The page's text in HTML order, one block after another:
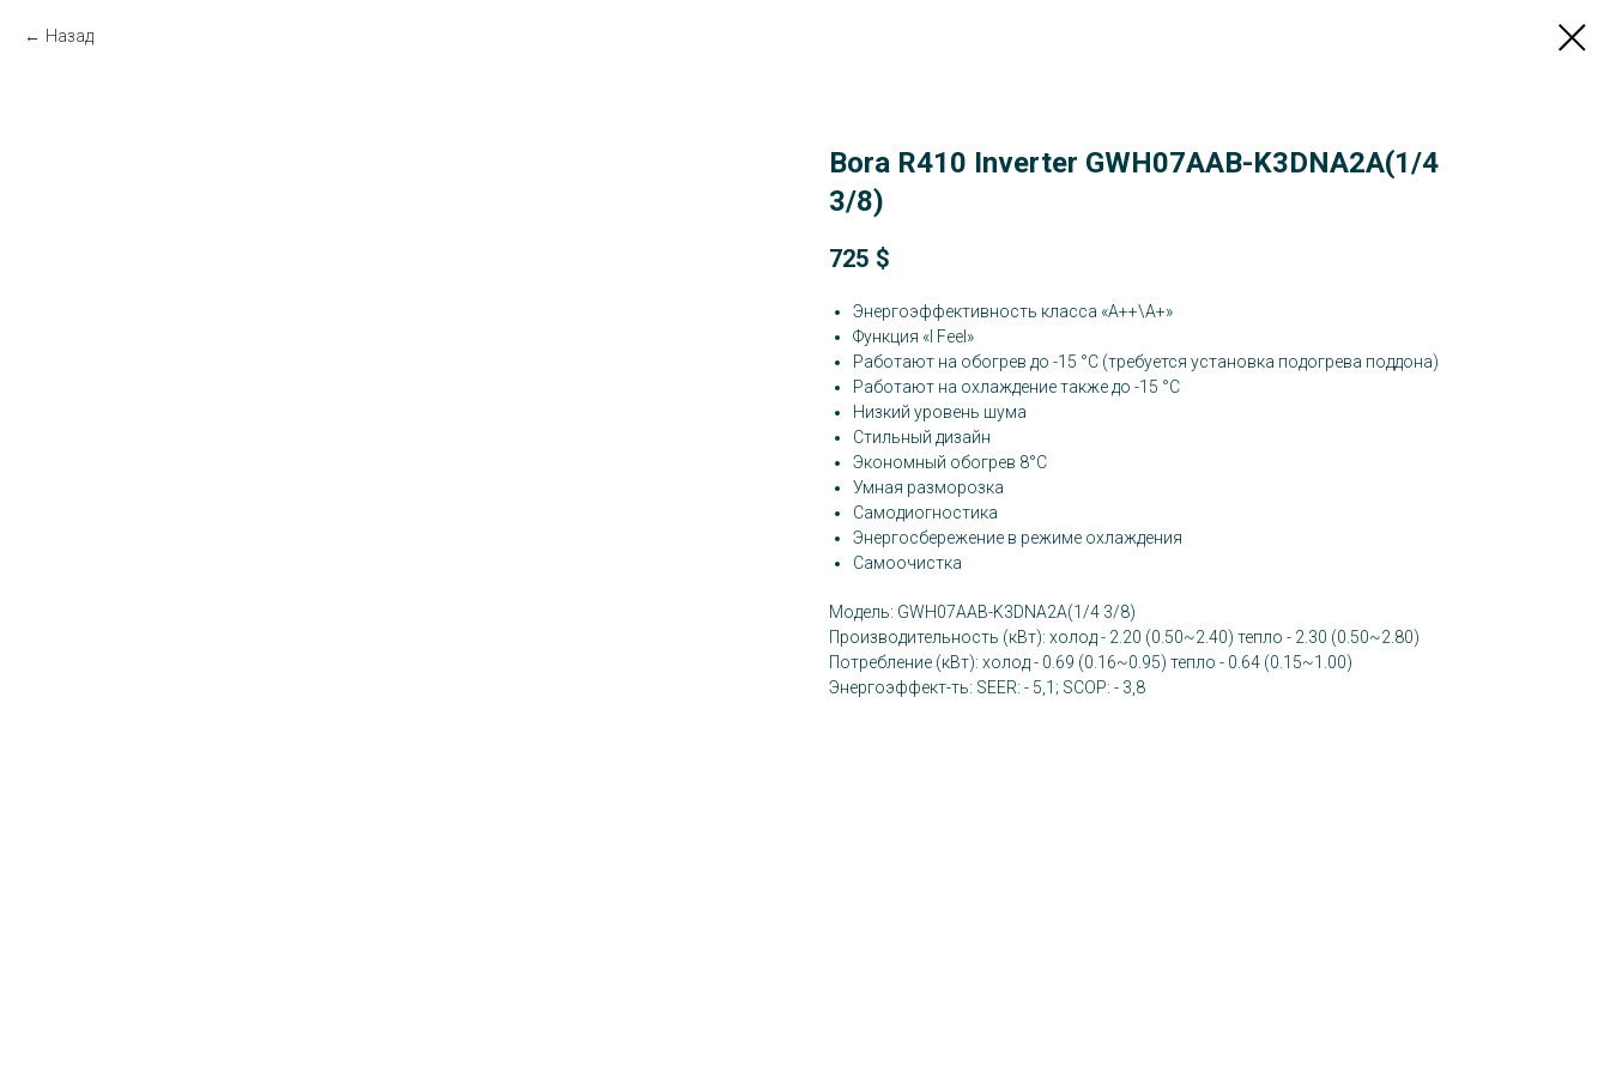
Назад
Bora R410 Inverter GWH07AAB-K3DNA2A(1/4
3/8)
725 $
Энергоэффективность класса «А++\A+»
Функция «I Feel»
Работают на обогрев до -15 °С (требуется установка подогрева поддона)
Работают на охлаждение также до -15 °С
Низкий уровень шума
Стильный дизайн
Экономный обогрев 8°С
Умная разморозка
Самодиогностика
Энергосбережение в режиме охлаждения
Самоочистка
Модель: GWH07AAB-K3DNA2A(1/4 3/8)
Производительность (кВт): холод - 2.20 (0.50~2.40) тепло - 2.30 (0.50~2.80)
Потребление (кВт): холод - 0.69 (0.16~0.95) тепло - 0.64 (0.15~1.00)
Энергоэффект-ть: SEER: - 5,1; SCOP: - 3,8